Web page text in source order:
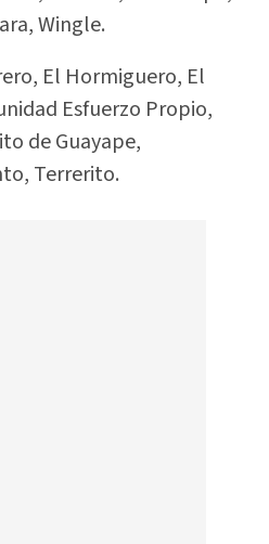
Wingle.
El Hormiguero, El
Esfuerzo Propio,
de Guayape,
Terrerito.